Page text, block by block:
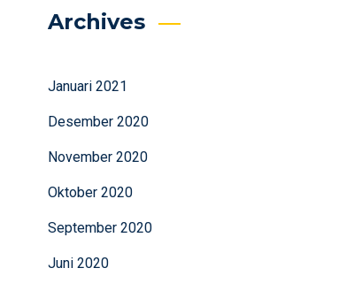
Archives
Januari 2021
Desember 2020
November 2020
Oktober 2020
September 2020
Juni 2020